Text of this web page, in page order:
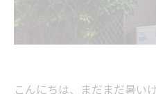
こんにちは、まだまだ暑い